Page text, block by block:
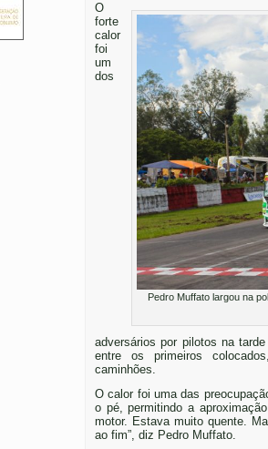
Pedro Muffato largou na
O
forte
calor
foi
um
dos
adversários por pilotos na
entre os primeiros
caminhões.
O calor foi uma das
o pé, permitindo a
motor. Estava muito quente.
ao fim”, diz Pedro Muffato.